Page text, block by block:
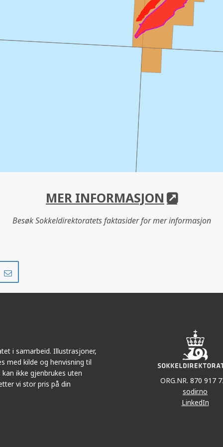
MER INFORMASJON
Besøk Sokkeldirektoratets faktasider for mer informasjon
i samarbeid. Illustrasjoner,
med kilde og henvisning til
ikke gjenbrukes uten
vi stor pris på din
ORG.NR. 870 917
sodir.no
LinkedIn